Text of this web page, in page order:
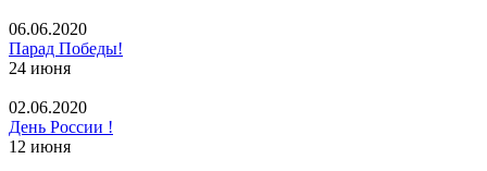
06.06.2020
Парад Победы!
24 июня
02.06.2020
День России !
12 июня